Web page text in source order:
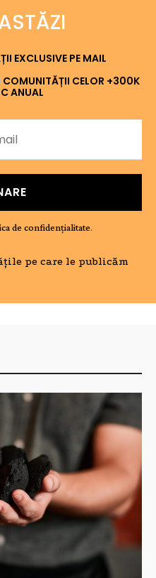
EXCLUSIVE PE MAIL
COMUNITĂȚII CELOR +300K
ANUAL
de confidențialitate.
pe care le publicăm